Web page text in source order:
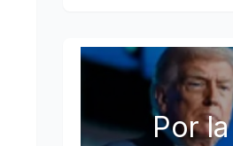
Por la